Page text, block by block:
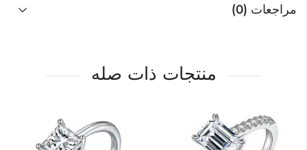
مراجعات (0)
منتجات ذات صله